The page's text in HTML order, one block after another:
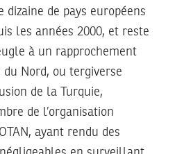
dizaine de pays européens
les années 2000, et reste
à un rapprochement
du Nord, ou tergiverse
de la Turquie,
de l’organisation
ayant rendu des